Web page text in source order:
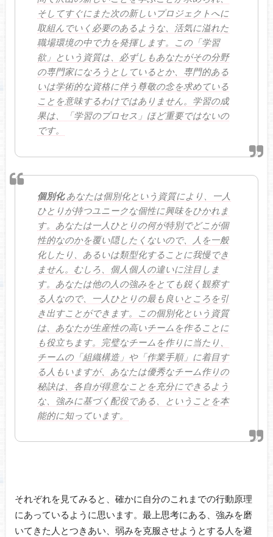
そしてすぐにまた次の新しいプロジェクトへに
取組んでいく必要のあるような、活気に溢れた
職場環境の中で力を発揮します。この「学習
欲」という資質は、必ずしもあなたがその分野
の専門家になろうとしているとか、専門的ある
いは学術的な資格に伴う尊敬の念を求めている
ことを意味するわけではありません。学習の成
果は、「学習のプロセス」ほど重要ではないの
です。
個別化あなたは個別化という資質により、一人
ひとりが持つユニークな個性に興味をひかれま
す。あなたは一人ひとりの何が特別でどこが個
性的なのかを覆い隠したくないので、人を一般
化したり、あるいは類型化することに我慢でき
ません。むしろ、個人個人の違いに注目しま
す。あなたは他の人の強みをとても鋭く観察す
る人なので、一人ひとりの最も良いところを引
き出すことができます。この個別化という資質
は、あなたが生産性の高いチームを作ることに
も役立ちます。完璧なチームを作りに当たり、
チームの「組織構造」や「作業手順」に着目す
る人もいますが、あなたは優秀なチーム作りの
秘訣は、各自が得意なことを充分にできるよう
な、強みに基づく配役である、ということを本
能的に知っています。
それぞれを見てみると、確かに自分のこれまでの行動原理
にあっているように思います。最上思考にある、強みを磨
いてきた人とつきあい、弱みを克服させようとする人を避